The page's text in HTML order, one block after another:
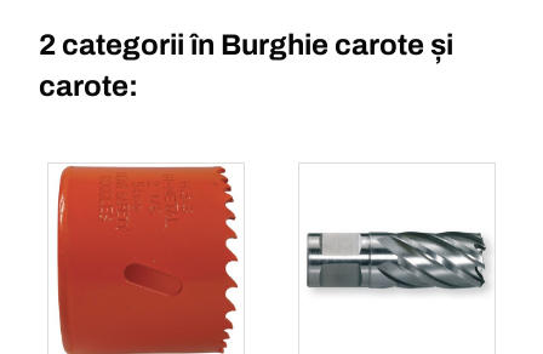
2 categorii în Burghie carote și
carote: